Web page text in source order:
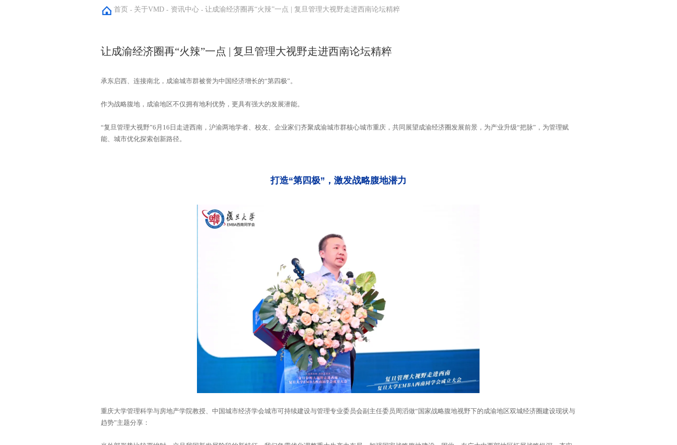
首页 - 关于VMD - 资讯中心 - 让成渝经济圈再“火辣”一点 | 复旦管理大视野走进西南论坛精粹
让成渝经济圈再“火辣”一点 | 复旦管理大视野走进西南论坛精粹
承东启西、连接南北，成渝城市群被誉为中国经济增长的“第四极”。
作为战略腹地，成渝地区不仅拥有地利优势，更具有强大的发展潜能。
能、城市优化探索创新路径。
打造“第四极”，激发战略腹地潜力
趋势”主题分享：